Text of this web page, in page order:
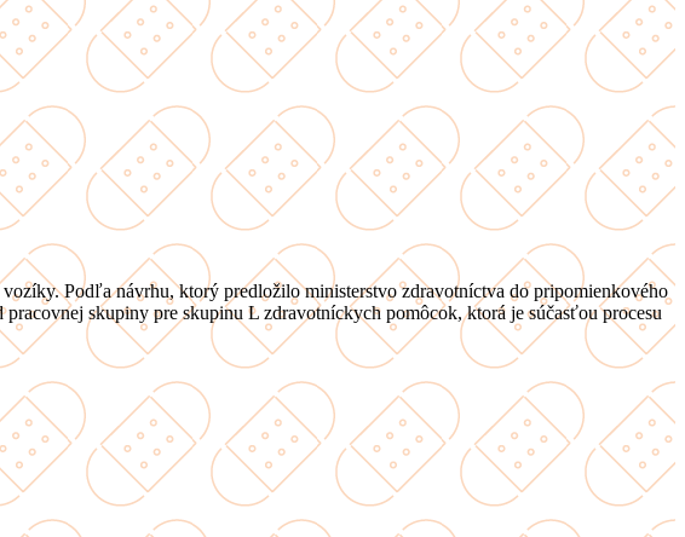
Podľa návrhu, ktorý predložilo ministerstvo zdravotníctva do pripomienkového
skupiny pre skupinu L zdravotníckych pomôcok, ktorá je súčasťou procesu